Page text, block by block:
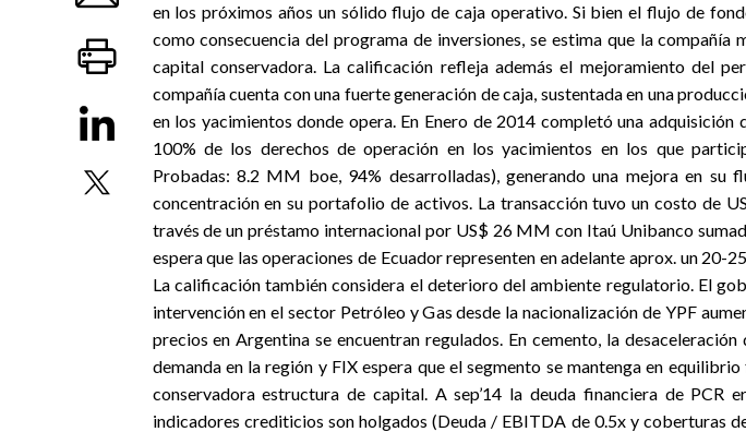
en los próximos años un sólido flujo de caja operativo. Si bien el flujo de
como consecuencia del programa de inversiones, se estima que la compañía
capital conservadora. La calificación refleja además el mejoramiento del
compañía cuenta con una fuerte generación de caja, sustentada en una
en los yacimientos donde opera. En Enero de 2014 completó una adquisición
100% de los derechos de operación en los yacimientos en los que
Probadas: 8.2 MM boe, 94% desarrolladas), generando una mejora en su
concentración en su portafolio de activos. La transacción tuvo un costo de
través de un préstamo internacional por US$ 26 MM con Itaú Unibanco
espera que las operaciones de Ecuador representen en adelante aprox. un 20-
La calificación también considera el deterioro del ambiente regulatorio. El
intervención en el sector Petróleo y Gas desde la nacionalización de YPF
precios en Argentina se encuentran regulados. En cemento, la
demanda en la región y FIX espera que el segmento se mantenga en
conservadora estructura de capital. A sep’14 la deuda financiera de PCR
indicadores crediticios son holgados (Deuda / EBITDA de 0.5x y coberturas